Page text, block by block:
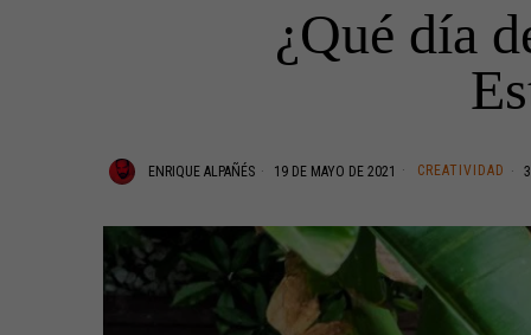
¿Qué día
ENRIQUE ALPAÑÉS 19 DE MAYO DE 2021 CREATIVIDAD